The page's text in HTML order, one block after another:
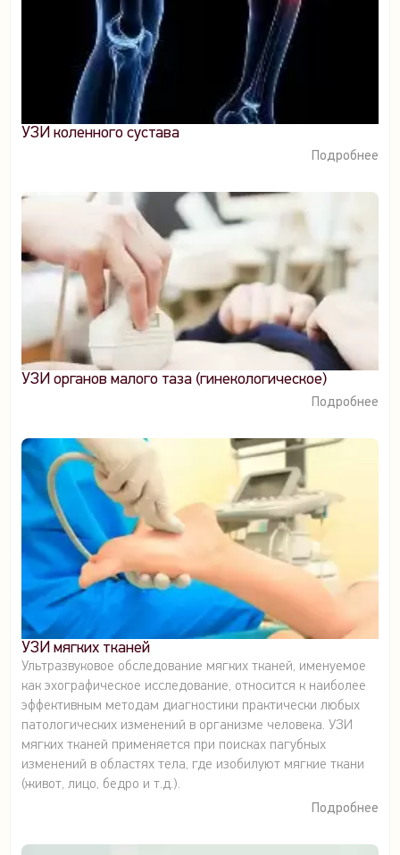
УЗИ коленного сустава
Подробнее
УЗИ органов малого таза (гинекологическое)
Подробнее
УЗИ мягких тканей
Ультразвуковое обследование мягких тканей, именуемое
как эхографическое исследование, относится к наиболее
эффективным методам диагностики практически любых
патологических изменений в организме человека. УЗИ
мягких тканей применяется при поисках пагубных
изменений в областях тела, где изобилуют мягкие ткани
(живот, лицо, бедро и т.д.).
Подробнее